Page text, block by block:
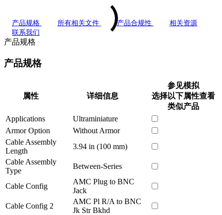
产品规格 所有相关文件 产品合规性
相关资源
联系我们
产品规格
产品规格
属性 详细信息
参见模拟
选择以下属性查看
类似产品
Applications
Ultraminiature
Armor Option
Without Armor
Cable Assembly
Length
3.94 in (100 mm)
Cable Assembly
Type
Between-Series
Cable Config
AMC Plug to BNC
Jack
Cable Config 2
AMC Pl R/A to BNC
Jk Str Bkhd